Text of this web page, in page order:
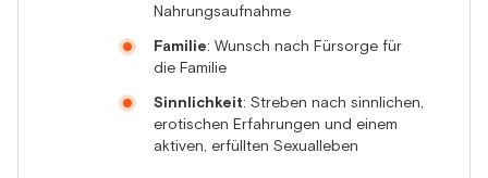
Nahrungsaufnahme
Familie: Wunsch nach Fürsorge für
die Familie
Sinnlichkeit: Streben nach sinnlichen,
erotischen Erfahrungen und einem
aktiven, erfüllten Sexualleben